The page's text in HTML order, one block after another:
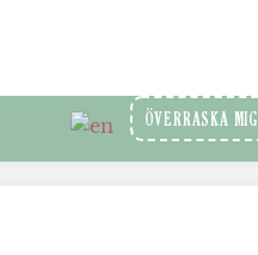
ÖVERRASKA MIG